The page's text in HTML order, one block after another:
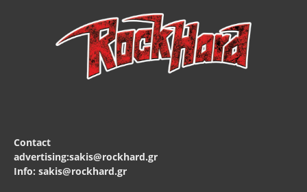
Contact
advertising:sakis@rockhard.gr
Info: sakis@rockhard.gr